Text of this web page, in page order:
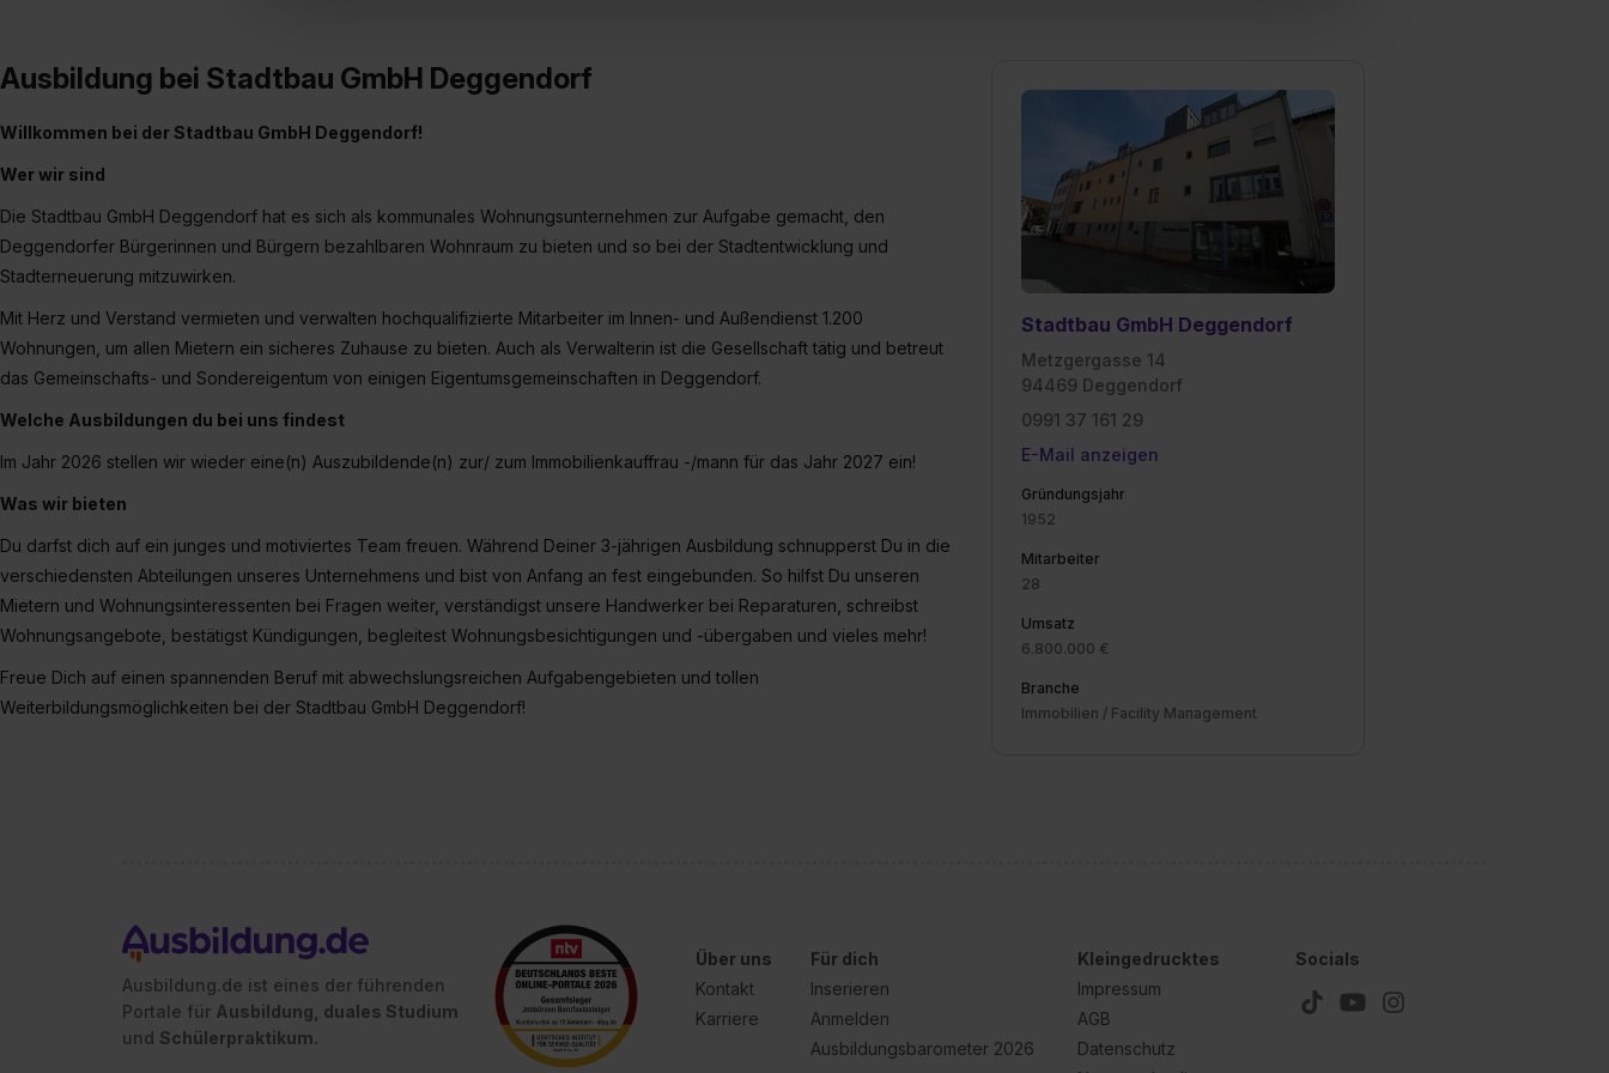
verfügen über kein angemessenes Datenschutzniveau (EuGH – Schrems II). Du kannst die von dir erteilte Einwilligung
jederzeit mit Wirkung für die Zukunft ganz oder teilweise über unsere Datenschutzerklärung unter dem Punkt
„Datenschutz-Einstellungen“ widerrufen. Weitere Informationen zu den einzelnen Cookies findest du durch Klick auf
Stadtbau GmbH Deggendorf
Metzgergasse 14
94469 Deggendorf
0991 37 161 29
E-Mail anzeigen
Gründungsjahr
1952
Mitarbeiter
28
Umsatz
6.800.000 €
Branche
Immobilien / Facility Management
Ausbildung bei Stadtbau GmbH Deggendorf
Willkommen bei der Stadtbau GmbH Deggendorf!
Wer wir sind
Die Stadtbau GmbH Deggendorf hat es sich als kommunales Wohnungsunternehmen zur Aufgabe gemacht, den
Deggendorfer Bürgerinnen und Bürgern bezahlbaren Wohnraum zu bieten und so bei der Stadtentwicklung und
Stadterneuerung mitzuwirken.
Mit Herz und Verstand vermieten und verwalten hochqualifizierte Mitarbeiter im Innen- und Außendienst 1.200
Wohnungen, um allen Mietern ein sicheres Zuhause zu bieten. Auch als Verwalterin ist die Gesellschaft tätig und betreut
das Gemeinschafts- und Sondereigentum von einigen Eigentumsgemeinschaften in Deggendorf.
Welche Ausbildungen du bei uns findest
Im Jahr 2026 stellen wir wieder eine(n) Auszubildende(n) zur/ zum Immobilienkauffrau -/mann für das Jahr 2027 ein!
Was wir bieten
Du darfst dich auf ein junges und motiviertes Team freuen. Während Deiner 3-jährigen Ausbildung schnupperst Du in die
verschiedensten Abteilungen unseres Unternehmens und bist von Anfang an fest eingebunden. So hilfst Du unseren
Mietern und Wohnungsinteressenten bei Fragen weiter, verständigst unsere Handwerker bei Reparaturen, schreibst
Wohnungsangebote, bestätigst Kündigungen, begleitest Wohnungsbesichtigungen und -übergaben und vieles mehr!
Freue Dich auf einen spannenden Beruf mit abwechslungsreichen Aufgabengebieten und tollen
Weiterbildungsmöglichkeiten bei der Stadtbau GmbH Deggendorf!
Ausbildung.de ist eines der führenden
Portale für Ausbildung, duales Studium
und Schülerpraktikum.
Über uns
Kontakt
Karriere
Für dich
Inserieren
Anmelden
Ausbildungsbarometer 2026
Kleingedrucktes
Impressum
AGB
Datenschutz
Socials